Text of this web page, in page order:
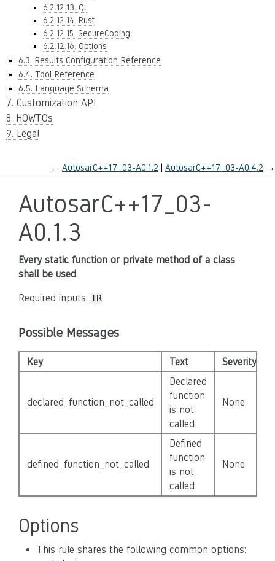
6.2.12.13. Qt
6.2.12.14. Rust
6.2.12.15. SecureCoding
6.2.12.16. Options
6.3. Results Configuration Reference
6.4. Tool Reference
6.5. Language Schema
7. Customization API
8. HOWTOs
9. Legal
← AutosarC++17_03-A0.1.2 AutosarC++17_03-A0.4.2 →
AutosarC++17_03-
A0.1.3
Every static function or private method of a class
shall be used
Required inputs: IR
Possible Messages
Key Text Severity
declared_function_not_called
Declared
function
is not
called
None
defined_function_not_called
Defined
function
is not
called
None
Options
This rule shares the following common options: